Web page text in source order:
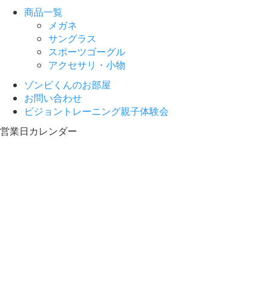
商品一覧
メガネ
サングラス
スポーツゴーグル
アクセサリ・小物
ゾンビくんのお部屋
お問い合わせ
ビジョントレーニング親子体験会
営業日カレンダー